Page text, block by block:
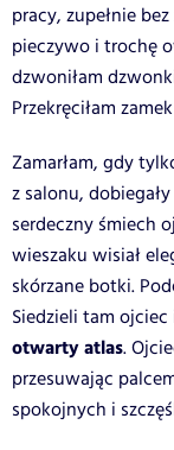
pracy, zupełnie
pieczywo i trochę
dzwoniłam
Przekręciłam
Zamarłam, gdy
z salonu,
serdeczny śmiech
wieszaku wisiał
skórzane botki.
Siedzieli tam
otwarty atlas.
przesuwając
spokojnych i